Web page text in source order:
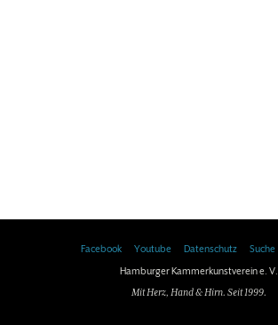
Facebook Youtube Datenschutz Suche
Hamburger Kammerkunstverein e. V.
Mit Herz, Hand & Hirn. Seit 1999.